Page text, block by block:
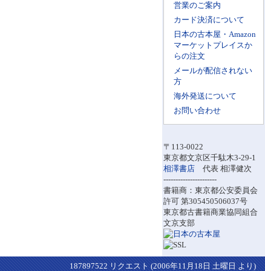
営業のご案内
カード決済について
日本の古本屋・Amazon
マーケットプレイスか
らの注文
メールが配信されない
方
海外発送について
お問い合わせ
〒113-0022
東京都文京区千駄木3-29-1
相澤書店 代表 相澤健次
----------------------
書籍商：東京都公安委員会
許可 第305450506037号
東京都古書籍商業協同組合
文京支部
187897522 リクエスト (2006年11月18日 土曜日 より)